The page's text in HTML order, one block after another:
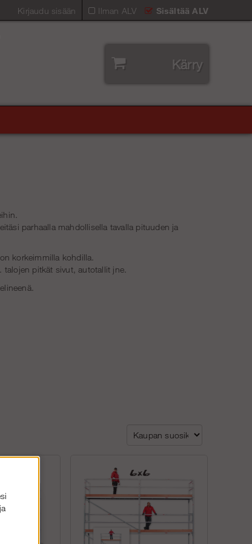
Ilman ALV Sisältää ALV
Kirjaudu sisään
Kärry
parhaalla mahdollisella tavalla pituuden ja
korkeimmilla kohdilla.
pitkät sivut, autotallit jne.